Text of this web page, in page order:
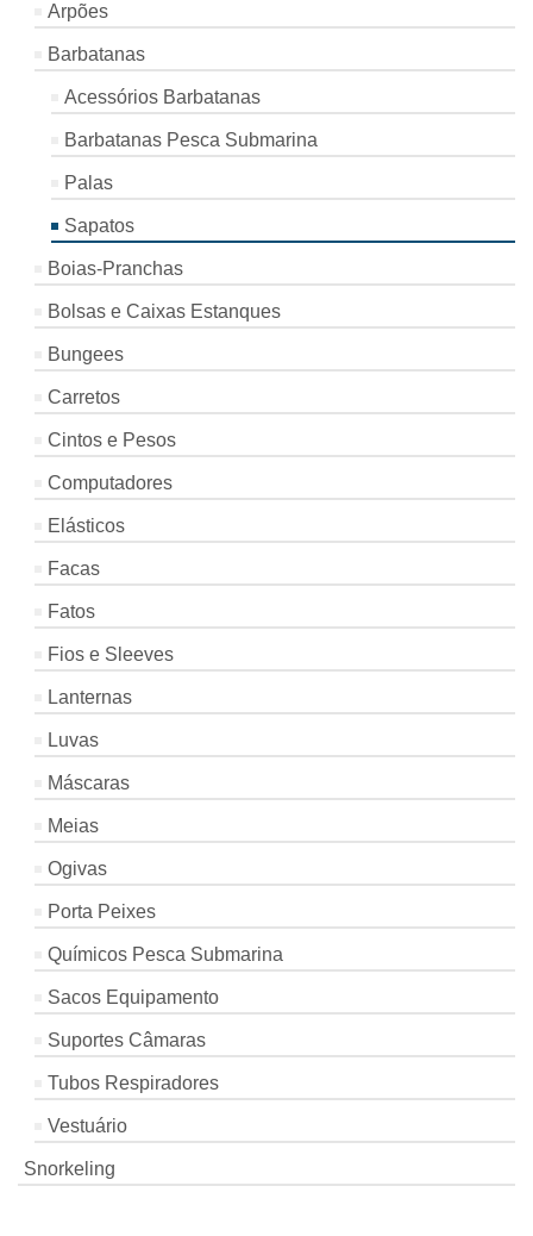
Arpões
Barbatanas
Acessórios Barbatanas
Barbatanas Pesca Submarina
Palas
Sapatos
Boias-Pranchas
Bolsas e Caixas Estanques
Bungees
Carretos
Cintos e Pesos
Computadores
Elásticos
Facas
Fatos
Fios e Sleeves
Lanternas
Luvas
Máscaras
Meias
Ogivas
Porta Peixes
Químicos Pesca Submarina
Sacos Equipamento
Suportes Câmaras
Tubos Respiradores
Vestuário
Snorkeling